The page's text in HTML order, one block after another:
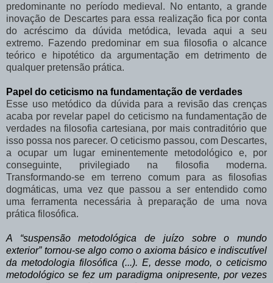
predominante no período medieval. No entanto, a grande
inovação de Descartes para essa realização fica por conta
do
acréscimo da dúvida metódica, levada aqui a
seu
extremo.
Fazendo predominar em sua filosofia o alcance
teórico e hipotético da argumentação em detrimento de
qualquer pretensão prática.
Papel do ceticismo na fundamentação de verdades
Esse uso metódico da dúvida para a revisão das crenças
acaba por revelar papel do ceticismo na fundamentação de
verdades na filosofia cartesiana, por maiscontraditório que
isso possa nos parecer. O ceticismo passou, com Descartes,
a ocupar um
lugar eminentemente metodológico e, por
conseguinte, privilegiado
na filosofia moderna.
Transformando-se em terreno comum para as filosofias
dogmáticas, uma vez que passou a ser entendido como
uma ferramenta necessária à preparação de uma nova
prática filosófica.
A “suspensão metodológica de juízo sobre o mundo
exterior” tornou-se algo como o axioma básico e indiscutível
da metodologia filosófica (...). E, desse modo, o ceticismo
metodológico se fez um paradigma onipresente, por vezes